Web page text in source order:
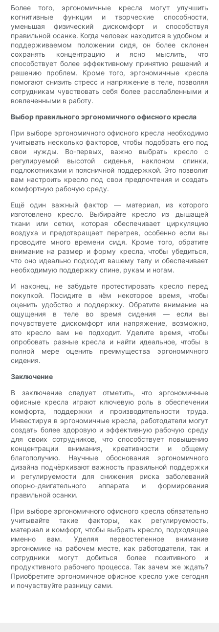
Более того, эргономичные кресла могут улучшить
когнитивные функции и творческие способности,
уменьшая физический дискомфорт и способствуя
правильной осанке. Когда человек находится в удобном и
поддерживаемом положении сидя, он более склонен
сохранять концентрацию и ясно мыслить, что
способствует более эффективному принятию решений и
решению проблем. Кроме того, эргономичные кресла
помогают снизить стресс и напряжение в теле, позволяя
сотрудникам чувствовать себя более расслабленными и
вовлеченными в работу.
Выбор правильного эргономичного офисного кресла
При выборе эргономичного офисного кресла необходимо
учитывать несколько факторов, чтобы подобрать его под
свои нужды. Во-первых, важно выбрать кресло с
регулируемой высотой сиденья, наклоном спинки,
подлокотниками и поясничной поддержкой. Это позволит
вам настроить кресло под свои предпочтения и создать
комфортную рабочую среду.
Ещё один важный фактор — материал, из которого
изготовлено кресло. Выбирайте кресло из дышащей
ткани или сетки, которая обеспечивает циркуляцию
воздуха и предотвращает перегрев, особенно если вы
проводите много времени сидя. Кроме того, обратите
внимание на размер и форму кресла, чтобы убедиться,
что оно идеально подходит вашему телу и обеспечивает
необходимую поддержку спине, рукам и ногам.
И наконец, не забудьте протестировать кресло перед
покупкой. Посидите в нём некоторое время, чтобы
оценить удобство и поддержку. Обратите внимание на
ощущения в теле во время сидения — если вы
почувствуете дискомфорт или напряжение, возможно,
это кресло вам не подходит. Уделите время, чтобы
опробовать разные кресла и найти идеальное, чтобы в
полной мере оценить преимущества эргономичного
сидения.
Заключение
В заключение следует отметить, что эргономичные
офисные кресла играют ключевую роль в обеспечении
комфорта, поддержки и производительности труда.
Инвестируя в эргономичные кресла, работодатели могут
создать более здоровую и эффективную рабочую среду
для своих сотрудников, что способствует повышению
концентрации внимания, креативности и общему
благополучию. Научные обоснования эргономичного
дизайна подчёркивают важность правильной поддержки
и регулируемости для снижения риска заболеваний
опорно-двигательного аппарата и формирования
правильной осанки.
При выборе эргономичного офисного кресла обязательно
учитывайте такие факторы, как регулируемость,
материал и комфорт, чтобы выбрать кресло, подходящее
именно вам. Уделяя первостепенное внимание
эргономике на рабочем месте, как работодатели, так и
сотрудники могут добиться более позитивного и
продуктивного рабочего процесса. Так зачем же ждать?
Приобретите эргономичное офисное кресло уже сегодня
и почувствуйте разницу сами.